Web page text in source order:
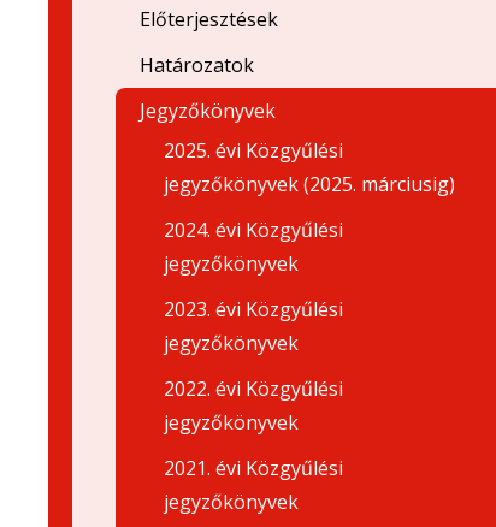
Előterjesztések
Határozatok
Jegyzőkönyvek
2025. évi Közgyűlési
jegyzőkönyvek (2025. márciusig)
2024. évi Közgyűlési
jegyzőkönyvek
2023. évi Közgyűlési
jegyzőkönyvek
2022. évi Közgyűlési
jegyzőkönyvek
2021. évi Közgyűlési
jegyzőkönyvek